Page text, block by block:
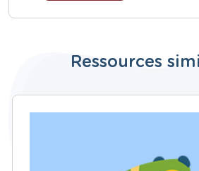
Ressources